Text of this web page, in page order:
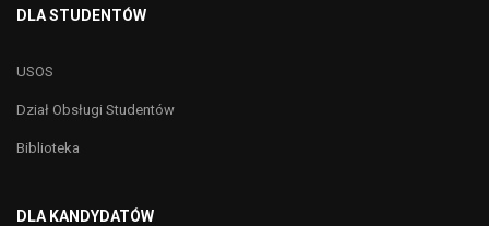
DLA STUDENTÓW
USOS
Dział Obsługi Studentów
Biblioteka
DLA KANDYDATÓW